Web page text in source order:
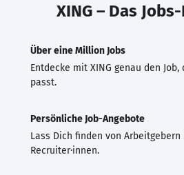
XING – Das
Über eine Million Jobs
Entdecke mit XING genau den
passt.
Persönliche Job-Angebote
Lass Dich finden von Arbeitgebern
Recruiter·innen.